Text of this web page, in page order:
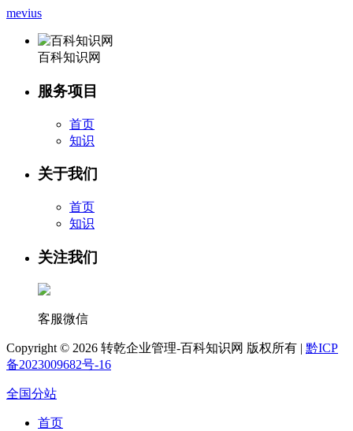
mevius
百科知识网
服务项目
首页
知识
关于我们
首页
知识
关注我们
客服微信
Copyright © 2026 转乾企业管理-百科知识网 版权所有 | 黔ICP
备2023009682号-16
全国分站
首页